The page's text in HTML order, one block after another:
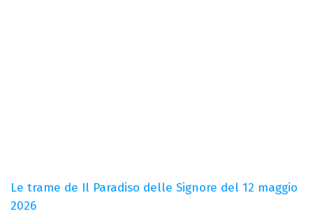
Le trame de Il Paradiso delle Signore del 12 maggio
2026